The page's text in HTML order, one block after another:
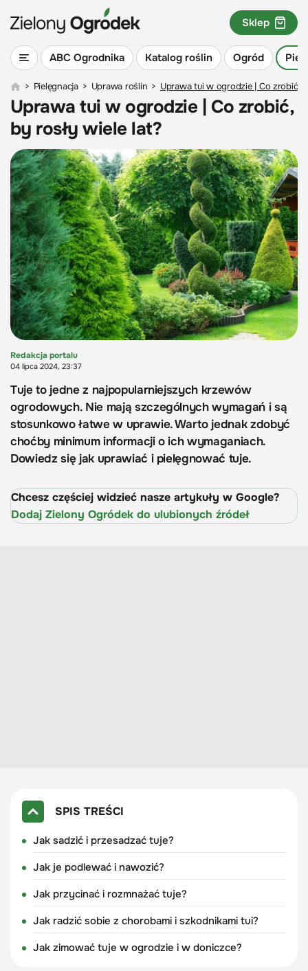
ABC Ogrodnika Katalog roślin Ogród
Sklep
> Pielęgnacja > Uprawa roślin > Uprawa tui w ogrodzie | Co zrobić,
Uprawa tui w ogrodzie | Co zrobić,
by rosły wiele lat?
Redakcja portalu
04 lipca 2024, 23:37
Tuje to jedne z najpopularniejszych krzewów
ogrodowych. Nie mają szczególnych wymagań i są
stosunkowo łatwe w uprawie. Warto jednak zdobyć
choćby minimum informacji o ich wymaganiach.
Dowiedz się jak uprawiać i pielęgnować tuje.
Chcesz częściej widzieć nasze artykuły w Google?
Dodaj Zielony Ogródek do ulubionych źródeł
SPIS TREŚCI
Jak sadzić i przesadzać tuje?
Jak je podlewać i nawozić?
Jak przycinać i rozmnażać tuje?
Jak radzić sobie z chorobami i szkodnikami tui?
Jak zimować tuje w ogrodzie i w doniczce?